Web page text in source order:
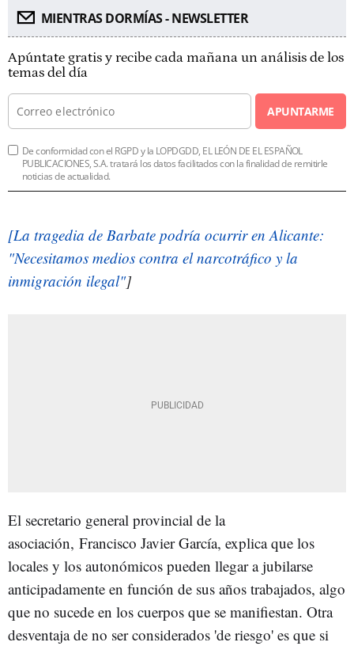
MIENTRAS DORMÍAS - NEWSLETTER
Apúntate gratis y recibe cada mañana un análisis de los
temas del día
APUNTARME
De conformidad con el RGPD y la LOPDGDD, EL LEÓN DE EL ESPAÑOL
PUBLICACIONES, S.A. tratará los datos facilitados con la finalidad de remitirle
noticias de actualidad.
[La tragedia de Barbate podría ocurrir en Alicante:
"Necesitamos medios contra el narcotráfico y la
inmigración ilegal"]
El secretario general provincial de la
asociación, Francisco Javier García, explica que los
locales y los autonómicos pueden llegar a jubilarse
anticipadamente en función de sus años trabajados, algo
que no sucede en los cuerpos que se manifiestan. Otra
desventaja de no ser considerados 'de riesgo' es que si